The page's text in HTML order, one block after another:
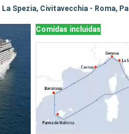
Spezia, Civitavecchia - Roma,
Comidas incluidas